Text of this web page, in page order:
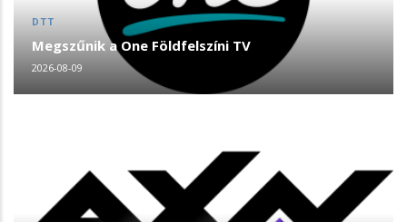
DTT
Megszűnik a One Földfelszíni TV
2026-08-09